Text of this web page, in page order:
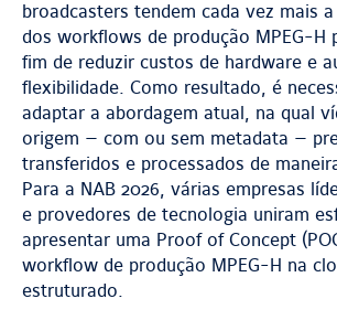
broadcasters tendem cada vez mais
dos workflows de produção MPEG-H
fim de reduzir custos de hardware e
flexibilidade. Como resultado, é
adaptar a abordagem atual, na qual
origem — com ou sem metadata —
transferidos e processados de
Para a NAB 2026, várias empresas
e provedores de tecnologia uniram
apresentar uma Proof of Concept
workflow de produção MPEG-H na
estruturado.